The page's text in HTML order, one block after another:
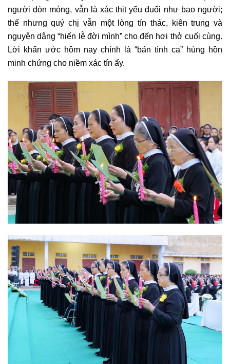
người dòn mỏng, vẫn là xác thịt yếu đuối như bao người;
thế nhưng quý chị vẫn một lòng tín thác, kiên trung và
nguyện dâng “hiến lễ đời mình” cho đến hơi thở cuối cùng.
Lời khấn ước hôm nay chính là “bản tình ca” hùng hồn
minh chứng cho niềm xác tín ấy.